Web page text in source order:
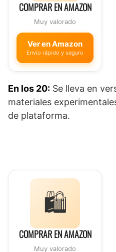
COMPRAR EN AMAZON
Muy valorado
Ver en Amazon
Envío rápido y seguro
En los 20: Se lleva en
materiales
de plataforma.
🛍️
COMPRAR EN AMAZON
Muy valorado